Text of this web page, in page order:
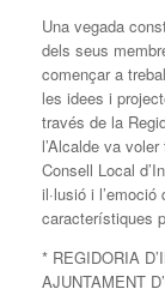
Una vegada
dels seus
començar a
les idees i
través de la
l’Alcalde va
Consell Local
il·lusió i
característiques
* REGIDORIA
AJUNTAMENT